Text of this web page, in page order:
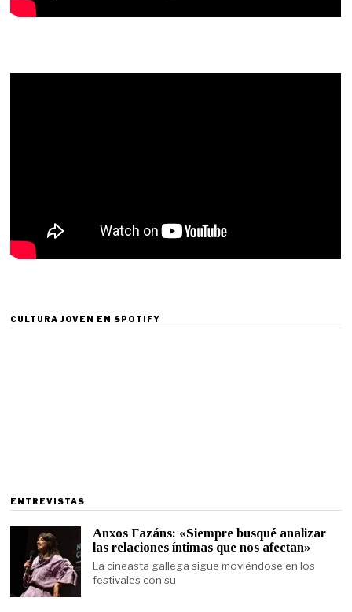
CULTURA JOVEN EN SPOTIFY
ENTREVISTAS
Anxos Fazáns: «Siempre busqué analizar
las relaciones íntimas que nos afectan»
La cineasta gallega sigue moviéndose en los
festivales con su